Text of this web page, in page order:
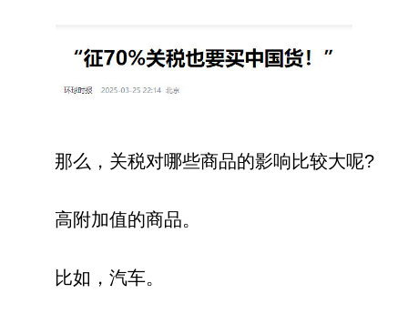
那么，关税对哪些商品的影响比较大呢?
高附加值的商品。
比如，汽车。